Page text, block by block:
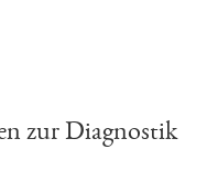
zur Diagnostik